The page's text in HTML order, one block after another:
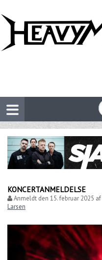
KONCERTANMELDELSE
Anmeldt den 15. februar 2025 af
Larsen